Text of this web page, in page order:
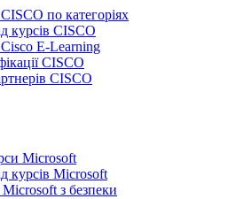
по категоріях
курсів CISCO
E-Learning
CISCO
CISCO
Microsoft
курсів Microsoft
з безпеки